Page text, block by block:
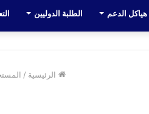
هياكل الدعم الطلبة الدوليين
الرئيسية /